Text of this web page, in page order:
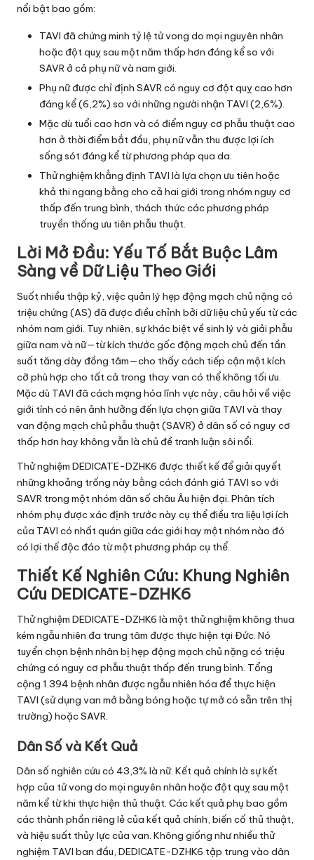
nổi bật bao gồm:
TAVI đã chứng minh tỷ lệ tử vong do mọi nguyên nhân
hoặc đột quỵ sau một năm thấp hơn đáng kể so với
SAVR ở cả phụ nữ và nam giới.
Phụ nữ được chỉ định SAVR có nguy cơ đột quỵ cao hơn
đáng kể (6,2%) so với những người nhận TAVI (2,6%).
Mặc dù tuổi cao hơn và có điểm nguy cơ phẫu thuật cao
hơn ở thời điểm bắt đầu, phụ nữ vẫn thu được lợi ích
sống sót đáng kể từ phương pháp qua da.
Thử nghiệm khẳng định TAVI là lựa chọn ưu tiên hoặc
khả thi ngang bằng cho cả hai giới trong nhóm nguy cơ
thấp đến trung bình, thách thức các phương pháp
truyền thống ưu tiên phẫu thuật.
Lời Mở Đầu: Yếu Tố Bắt Buộc Lâm
Sàng về Dữ Liệu Theo Giới
Suốt nhiều thập kỷ, việc quản lý hẹp động mạch chủ nặng có
triệu chứng (AS) đã được điều chỉnh bởi dữ liệu chủ yếu từ các
nhóm nam giới. Tuy nhiên, sự khác biệt về sinh lý và giải phẫu
giữa nam và nữ—từ kích thước gốc động mạch chủ đến tần
suất tăng dày đồng tâm—cho thấy cách tiếp cận một kích
cỡ phù hợp cho tất cả trong thay van có thể không tối ưu.
Mặc dù TAVI đã cách mạng hóa lĩnh vực này, câu hỏi về việc
giới tính có nên ảnh hưởng đến lựa chọn giữa TAVI và thay
van động mạch chủ phẫu thuật (SAVR) ở dân số có nguy cơ
thấp hơn hay không vẫn là chủ đề tranh luận sôi nổi.
Thử nghiệm DEDICATE-DZHK6 được thiết kế để giải quyết
những khoảng trống này bằng cách đánh giá TAVI so với
SAVR trong một nhóm dân số châu Âu hiện đại. Phân tích
nhóm phụ được xác định trước này cụ thể điều tra liệu lợi ích
của TAVI có nhất quán giữa các giới hay một nhóm nào đó
có lợi thế độc đáo từ một phương pháp cụ thể.
Thiết Kế Nghiên Cứu: Khung Nghiên
Cứu DEDICATE-DZHK6
Thử nghiệm DEDICATE-DZHK6 là một thử nghiệm không thua
kém ngẫu nhiên đa trung tâm được thực hiện tại Đức. Nó
tuyển chọn bệnh nhân bị hẹp động mạch chủ nặng có triệu
chứng có nguy cơ phẫu thuật thấp đến trung bình. Tổng
cộng 1.394 bệnh nhân được ngẫu nhiên hóa để thực hiện
TAVI (sử dụng van mở bằng bóng hoặc tự mở có sẵn trên thị
trường) hoặc SAVR.
Dân Số và Kết Quả
Dân số nghiên cứu có 43,3% là nữ. Kết quả chính là sự kết
hợp của tử vong do mọi nguyên nhân hoặc đột quỵ sau một
năm kể từ khi thực hiện thủ thuật. Các kết quả phụ bao gồm
các thành phần riêng lẻ của kết quả chính, biến cố thủ thuật,
và hiệu suất thủy lực của van. Không giống như nhiều thử
nghiệm TAVI ban đầu, DEDICATE-DZHK6 tập trung vào dân